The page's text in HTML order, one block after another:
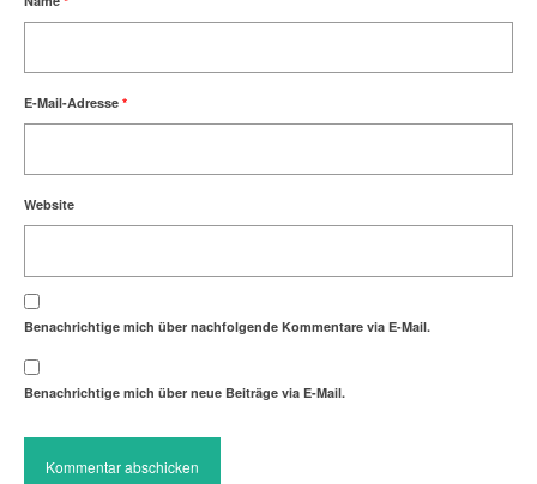
E-Mail-Adresse *
Website
Benachrichtige mich über nachfolgende Kommentare via E-Mail.
Benachrichtige mich über neue Beiträge via E-Mail.